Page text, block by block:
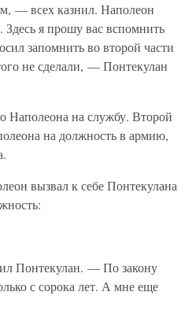
— всех казнил. Наполеон
Здесь я прошу вас вспомнить
запомнить во второй части
не сделали, — Понтекулан
Наполеона на службу. Второй
на должность в армию,
вызвал к себе Понтекулана
Понтекулан. — По закону
с сорока лет. А мне еще